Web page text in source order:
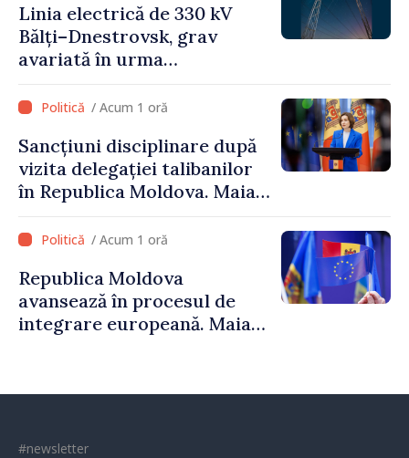
Linia electrică de 330 kV
Bălți–Dnestrovsk, grav
avariată în urma
/ Acum 1 oră
Sancțiuni disciplinare după
vizita delegației talibanilor
în Republica Moldova. Maia
oameni cu funcții înalte nu
/ Acum 1 oră
Republica Moldova
avansează în procesul de
integrare europeană. Maia
#newsletter